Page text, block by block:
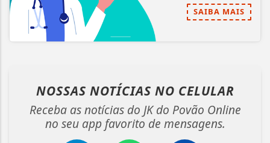
SAIBA MAIS
NOSSAS NOTÍCIAS NO CELULAR
Receba as notícias do JK do Povão Online
no seu app favorito de mensagens.